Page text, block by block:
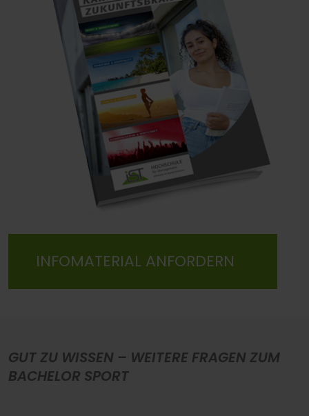
INFOMATERIAL ANFORDERN
GUT ZU WISSEN – WEITERE FRAGEN ZUM
BACHELOR SPORT